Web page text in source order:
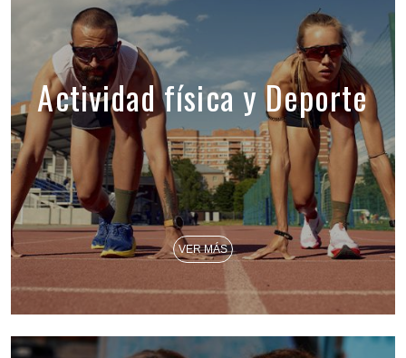
Actividad física y Deporte
VER MÁS